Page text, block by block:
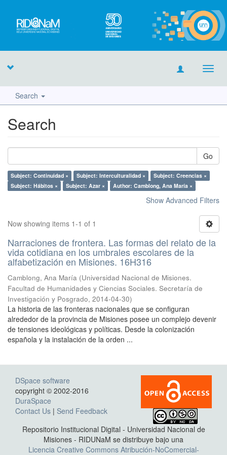
Search
Search
Go
Subject: Continuidad × Subject: Interculturalidad ×
Subject: Creencias ×
Subject: Hábitos ×
Subject: Azar × Author: Camblong, Ana María ×
Show Advanced Filters
Now showing items 1-1 of 1
Narraciones de frontera. Las formas del relato de la
vida cotidiana en los umbrales escolares de la
alfabetización en Misiones. 16H316
Camblong, Ana María (Universidad Nacional de Misiones.
Facultad de Humanidades y Ciencias Sociales. Secretaría de
Investigación y Posgrado, 2014-04-30)
La historia de las fronteras nacionales que se configuran
alrededor de la provincia de Misiones posee un complejo devenir
de tensiones ideológicas y políticas. Desde la colonización
española y la instalación de la orden ...
DSpace software
copyright © 2002-2016
DuraSpace
Contact Us | Send Feedback
Repositorio Institucional Digital - Universidad Nacional de
Misiones - RIDUNaM se distribuye bajo una
Licencia Creative Commons Atribución-NoComercial-